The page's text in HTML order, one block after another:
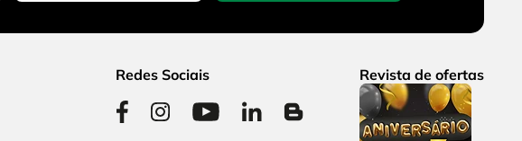
Redes Sociais Revista de ofertas